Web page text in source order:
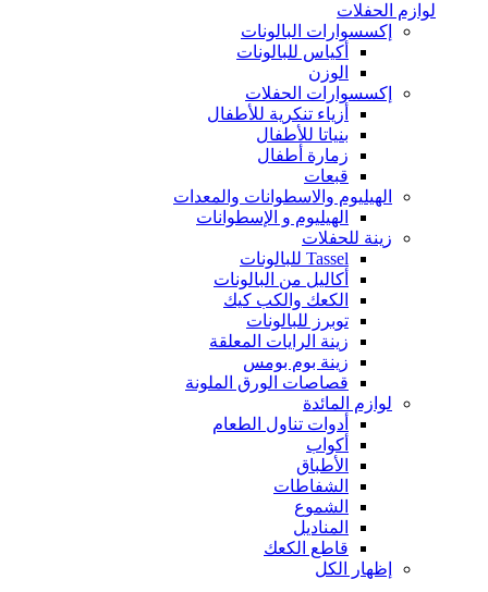
لوازم الحفلات
إكسسوارات البالونات
أكياس للبالونات
الوزن
إكسسوارات الحفلات
أزياء تنكرية للأطفال
بنياتا للأطفال
زمارة أطفال
قبعات
الهيليوم والاسطوانات والمعدات
الهيليوم و الإسطوانات
زينة للحفلات
Tassel للبالونات
أكاليل من البالونات
الكعك والكب كيك
توبرز للبالونات
زينة الرايات المعلقة
زينة بوم بومس
قصاصات الورق الملونة
لوازم المائدة
أدوات تناول الطعام
أكواب
الأطباق
الشفاطات
الشموع
المناديل
قاطع الكعك
إظهار الكل